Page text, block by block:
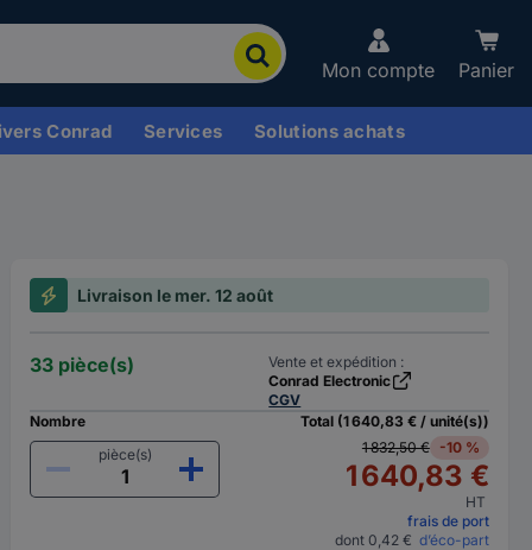
Mon compte Panier
Conrad Services Solutions achats
Livraison le mer. 12 août
33 pièce(s)
Vente et expédition :
Conrad Electronic
CGV
Nombre
pièce(s)
Total (1 640,83 € / unité(s))
1 832,50 €
-10 %
1 640,83 €
HT
frais de port
dont 0,42 € d’éco-part